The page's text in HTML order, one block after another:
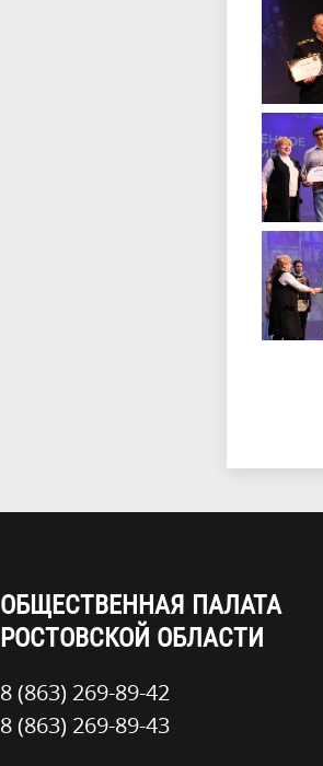
ОБЩЕСТВЕННАЯ ПАЛАТА
РОСТОВСКОЙ ОБЛАСТИ
8 (863) 269-89-42
8 (863) 269-89-43